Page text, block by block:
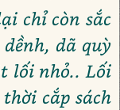
chỉ còn sắc
dã quỳ
lối nhỏ.. Lối
cắp sách